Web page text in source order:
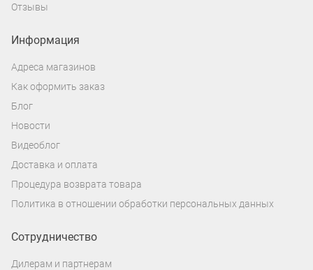
Отзывы
Информация
Адреса магазинов
Как оформить заказ
Блог
Новости
Видеоблог
Доставка и оплата
Процедура возврата товара
Политика в отношении обработки персональных данных
Сотрудничество
Дилерам и партнерам